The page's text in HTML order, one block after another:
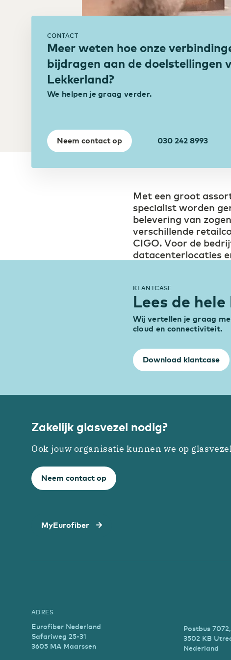
draadloos verderBouw
CONTACT
Meer weten hoe onze
bijdragen aan de doelstellingen
Lekkerland?
We helpen je graag verder.
Neem contact op 030 242 8993
Met een groot
specialist worden
belevering van
verschillende
CIGO. Voor de
datacenterlocaties
KLANTCASE
Lees de
Wij vertellen je graag
cloud en connectiviteit.
Download klantcase
Zakelijk glasvezel nodig?
Ook jouw organisatie kunnen we op
Neem contact op
MyEurofiber
ADRES
Eurofiber Nederland
Safariweg 25-31
3605 MA Maarssen
Postbus 7072,
3502 KB
Nederland